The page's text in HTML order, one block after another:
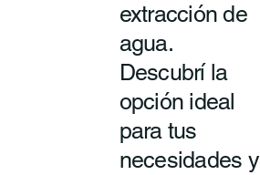
extracción de
agua.
Descubrí la
opción ideal
para tus
necesidades y